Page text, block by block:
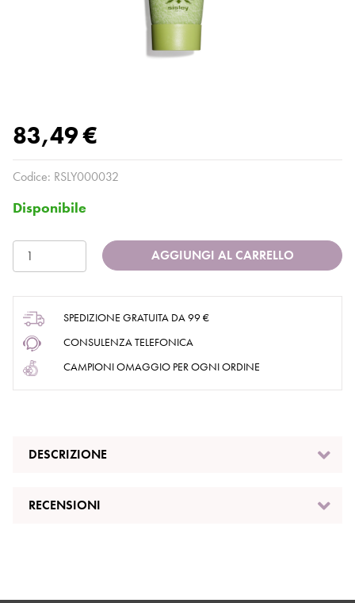
83,49 €
Codice: RSLY000032
Disponibile
AGGIUNGI AL CARRELLO
SPEDIZIONE GRATUITA DA 99 €
CONSULENZA TELEFONICA
CAMPIONI OMAGGIO PER OGNI ORDINE
DESCRIZIONE
RECENSIONI